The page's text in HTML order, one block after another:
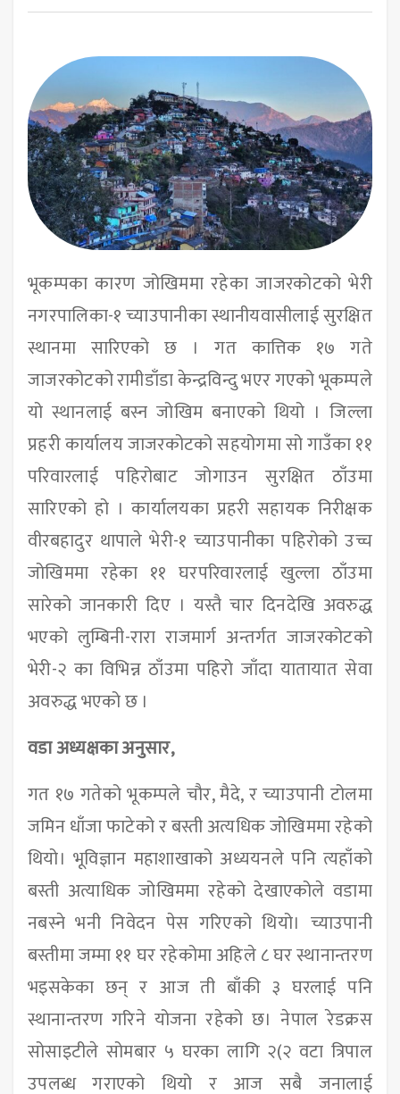
भूकम्पका कारण जोखिममा रहेका जाजरकोटको भेरी
नगरपालिका-१ च्याउपानीका स्थानीयवासीलाई सुरक्षित
स्थानमा सारिएको छ । गत कात्तिक १७ गते
जाजरकोटको रामीडाँडा केन्द्रविन्दु भएर गएको भूकम्पले
यो स्थानलाई बस्न जोखिम बनाएको थियो । जिल्ला
प्रहरी कार्यालय जाजरकोटको सहयोगमा सो गाउँका ११
परिवारलाई पहिरोबाट जोगाउन सुरक्षित ठाँउमा
सारिएको हो । कार्यालयका प्रहरी सहायक निरीक्षक
वीरबहादुर थापाले भेरी-१ च्याउपानीका पहिरोको उच्च
जोखिममा रहेका ११ घरपरिवारलाई खुल्ला ठाँउमा
सारेको जानकारी दिए । यस्तै चार दिनदेखि अवरुद्ध
भएको लुम्बिनी-रारा राजमार्ग अन्तर्गत जाजरकोटको
भेरी-२ का विभिन्न ठाँउमा पहिरो जाँदा यातायात सेवा
अवरुद्ध भएको छ ।
वडा अध्यक्षका अनुसार,
गत १७ गतेको भूकम्पले चौर, मैदे, र च्याउपानी टोलमा
जमिन धाँजा फाटेको र बस्ती अत्यधिक जोखिममा रहेको
थियो। भूविज्ञान महाशाखाको अध्ययनले पनि त्यहाँको
बस्ती अत्याधिक जोखिममा रहेको देखाएकोले वडामा
नबस्ने भनी निवेदन पेस गरिएको थियो। च्याउपानी
बस्तीमा जम्मा ११ घर रहेकोमा अहिले ८ घर स्थानान्तरण
भइसकेका छन् र आज ती बाँकी ३ घरलाई पनि
स्थानान्तरण गरिने योजना रहेको छ। नेपाल रेडक्रस
सोसाइटीले सोमबार ५ घरका लागि २(२ वटा त्रिपाल
उपलब्ध गराएको थियो र आज सबै जनालाई